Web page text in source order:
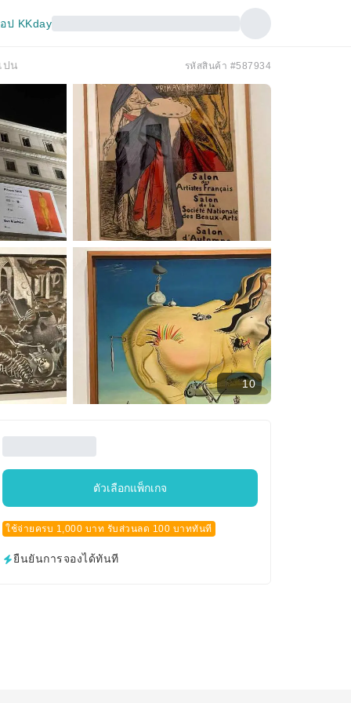
ป KKday
ปน รหัสสินค้า #587934
10
ตัวเลือกแพ็กเกจ
ใช้จ่ายครบ 1,000 บาท รับส่วนลด 100 บาททันที
ยืนยันการจองได้ทันที